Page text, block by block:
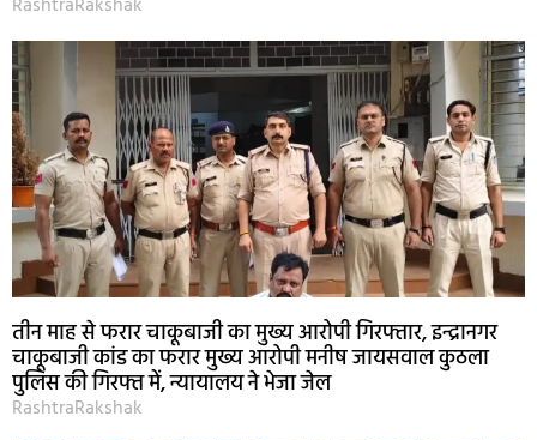
RashtraRakshak
तीन माह से फरार चाकूबाजी का मुख्य आरोपी गिरफ्तार, इन्द्रानगर
चाकूबाजी कांड का फरार मुख्य आरोपी मनीष जायसवाल कुठला
पुलिस की गिरफ्त में, न्यायालय ने भेजा जेल
RashtraRakshak